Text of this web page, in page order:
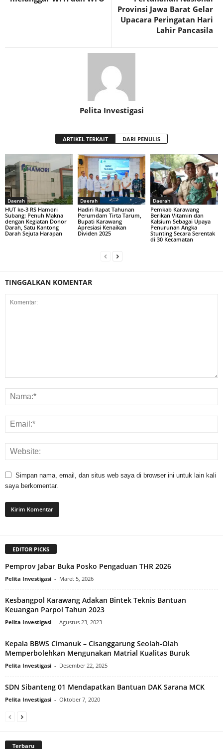
Provinsi Jawa Barat Gelar
Upacara Peringatan Hari
Lahir Pancasila
Pelita Investigasi
ARTIKEL TERKAIT DARI PENULIS
Daerah
HUT ke-3 RS Hamori
Subang: Penuh Makna
dengan Kegiatan Donor
Darah, Satu Kantong
Darah Sejuta Harapan
Daerah
Hadiri Rapat Tahunan
Perumdam Tirta Tarum,
Bupati Karawang
Apresiasi Kenaikan
Dividen 2025
Daerah
Pemkab Karawang
Berikan Vitamin dan
Kalsium Sebagai Upaya
Penurunan Angka
Stunting Secara Serentak
di 30 Kecamatan
TINGGALKAN KOMENTAR
Simpan nama, email, dan situs web saya di browser ini untuk lain kali
saya berkomentar.
EDITOR PICKS
Pemprov Jabar Buka Posko Pengaduan THR 2026
Pelita Investigasi - Maret 5, 2026
Kesbangpol Karawang Adakan Bintek Teknis Bantuan
Keuangan Parpol Tahun 2023
Pelita Investigasi - Agustus 23, 2023
Kepala BBWS Cimanuk – Cisanggarung Seolah-Olah
Memperbolehkan Mengunakan Matrial Kualitas Buruk
Pelita Investigasi - Desember 22, 2025
SDN Sibanteng 01 Mendapatkan Bantuan DAK Sarana MCK
Pelita Investigasi - Oktober 7, 2020
Terbaru